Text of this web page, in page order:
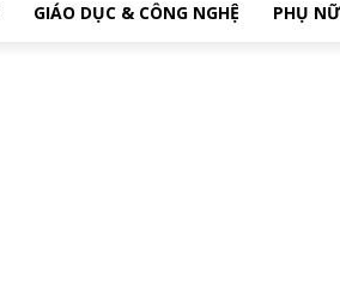
GIÁO DỤC & CÔNG NGHỆ PHỤ NỮ